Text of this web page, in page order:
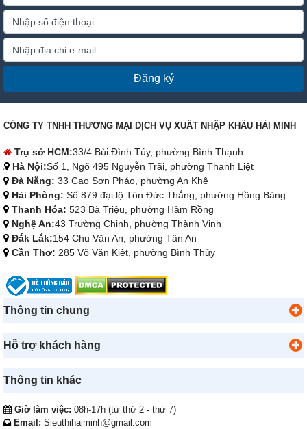
Đăng ký
CÔNG TY TNHH THƯƠNG MẠI DỊCH VỤ XUẤT NHẬP KHẨU HẢI MINH
Trụ sở HCM:33/4 Bùi Đình Túy, phường Bình Thạnh
Hà Nội:Số 1, Ngõ 495 Nguyễn Trãi, phường Thanh Liệt
Đà Nẵng: 33 Cao Sơn Pháo, phường An Khê
Hải Phòng: Số 879 đại lộ Tôn Đức Thắng, phường Hồng Bàng
Thanh Hóa: 523 Bà Triệu, phường Hàm Rồng
Nghệ An:43 Trường Chinh, phường Thành Vinh
Đắk Lắk:154 Chu Văn An, phường Tân An
Cần Thơ: 285 Võ Văn Kiệt, phường Bình Thủy
Thông tin chung
Hỗ trợ khách hàng
Thông tin khác
Giờ làm việc: 08h-17h (từ thứ 2 - thứ 7)
Email: Sieuthihaiminh@gmail.com